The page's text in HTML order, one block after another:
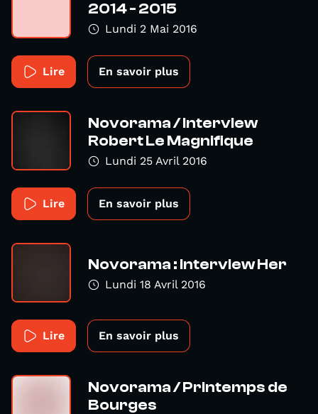
2014 - 2015
Lundi 2 Mai 2016
Lire En savoir plus
Novorama / Interview
Robert Le Magnifique
Lundi 25 Avril 2016
Lire En savoir plus
Novorama : interview Her
Lundi 18 Avril 2016
Lire En savoir plus
Novorama / Printemps de
Bourges